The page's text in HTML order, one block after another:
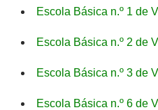
Escola Básica n.º 1 de
Escola Básica n.º 2 de
Escola Básica n.º 3 de
Escola Básica n.º 6 de